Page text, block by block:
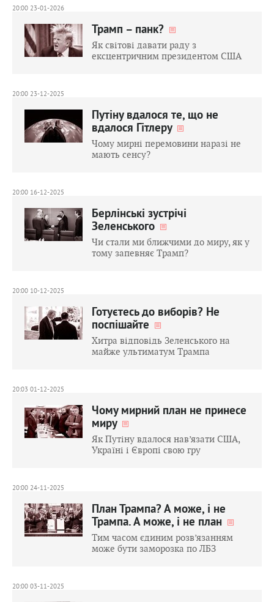
20:00 23-01-2026
Трамп – панк?
Як світові давати раду з
ексцентричним президентом США
20:00 23-12-2025
Путіну вдалося те, що не
вдалося Гітлеру
Чому мирні перемовини наразі не
мають сенсу?
20:00 16-12-2025
Берлінські зустрічі
Зеленського
Чи стали ми ближчими до миру, як у
тому запевняє Трамп?
20:00 10-12-2025
Готуєтесь до виборів? Не
поспішайте
Хитра відповідь Зеленського на
майже ультиматум Трампа
20:03 01-12-2025
Чому мирний план не принесе
миру
Як Путіну вдалося нав’язати США,
Україні і Європі свою гру
20:00 24-11-2025
План Трампа? А може, і не
Трампа. А може, і не план
Тим часом єдиним розв’язанням
може бути заморозка по ЛБЗ
20:00 03-11-2025